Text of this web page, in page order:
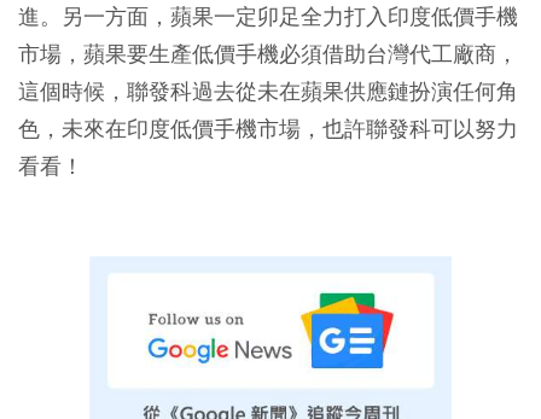
進。另一方面，蘋果一定卯足全力打入印度低價手機
市場，蘋果要生產低價手機必須借助台灣代工廠商，
這個時候，聯發科過去從未在蘋果供應鏈扮演任何角
色，未來在印度低價手機市場，也許聯發科可以努力
看看！